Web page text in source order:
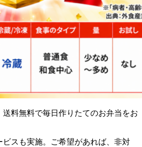
料無料で毎日作りたてのお弁当をお
スも実施。ご希望があれば、非対